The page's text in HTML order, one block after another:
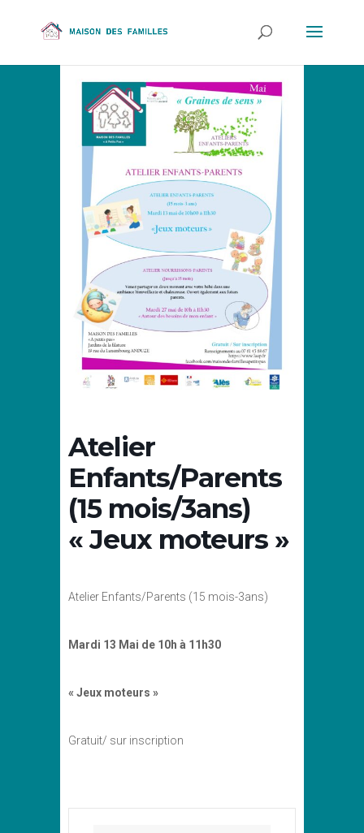
Atelier
Enfants/Parents
(15 mois/3ans)
« Jeux moteurs »
Atelier Enfants/Parents (15 mois-3ans)
Mardi 13 Mai de 10h à 11h30
« Jeux moteurs »
Gratuit/ sur inscription